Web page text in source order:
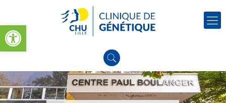
Ouvrir la barre d’outils